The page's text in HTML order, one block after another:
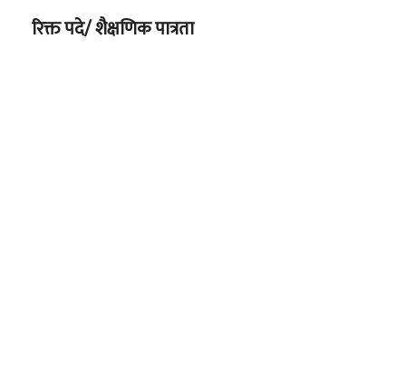
रिक्त पदे/ शैक्षणिक पात्रता